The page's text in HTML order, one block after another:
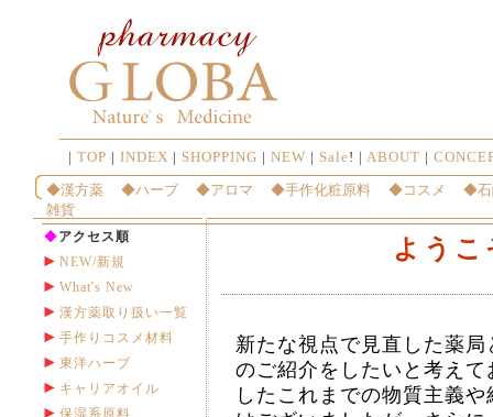
| TOP | INDEX | SHOPPING | NEW | Sale! | ABOUT |
◆漢方薬
◆ハーブ ◆アロマ ◆手作化粧原料 ◆コスメ
◆石
雑貨
よう
新たな視点で見直した薬
のご紹介をしたいと考え
したこれまでの物質主義
◆アクセス順
NEW/新規
What's New
漢方薬取り扱い一覧
手作りコスメ材料
東洋ハーブ
キャリアオイル
保湿系原料